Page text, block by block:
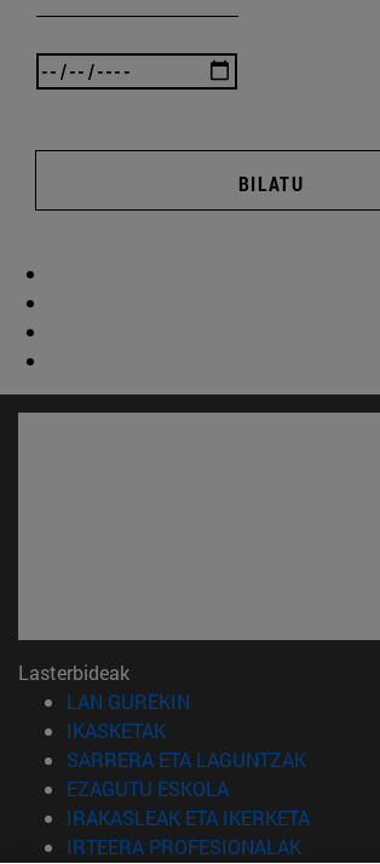
BILATU
Lasterbideak
LAN GUREKIN
IKASKETAK(Beste leiho batean
SARRERA ETA LAGUNTZAK(Beste
EZAGUTU ESKOLA(Beste leiho
IRAKASLEAK ETA IKERKETA(Beste
IRTEERA PROFESIONALAK(Beste